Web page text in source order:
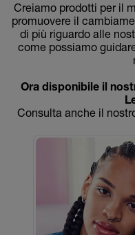
Creiamo prodotti per il
promuovere il
di più riguardo alle
come possiamo
Ora disponibile il
Consulta anche il